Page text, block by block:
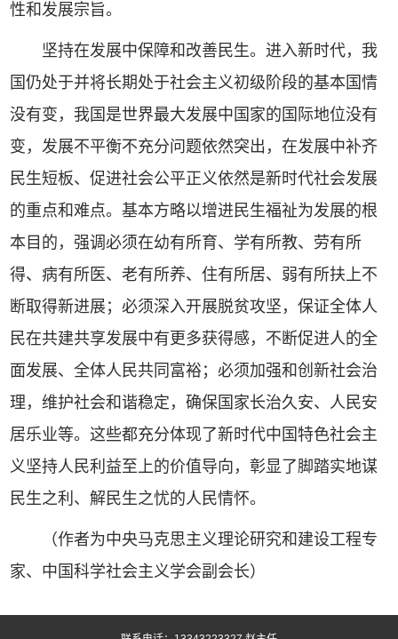
性和发展宗旨。
坚持在发展中保障和改善民生。进入新时代，我
国仍处于并将长期处于社会主义初级阶段的基本国情
没有变，我国是世界最大发展中国家的国际地位没有
变，发展不平衡不充分问题依然突出，在发展中补齐
民生短板、促进社会公平正义依然是新时代社会发展
的重点和难点。基本方略以增进民生福祉为发展的根
本目的，强调必须在幼有所育、学有所教、劳有所
得、病有所医、老有所养、住有所居、弱有所扶上不
断取得新进展；必须深入开展脱贫攻坚，保证全体人
民在共建共享发展中有更多获得感，不断促进人的全
面发展、全体人民共同富裕；必须加强和创新社会治
理，维护社会和谐稳定，确保国家长治久安、人民安
居乐业等。这些都充分体现了新时代中国特色社会主
义坚持人民利益至上的价值导向，彰显了脚踏实地谋
民生之利、解民生之忧的人民情怀。
（作者为中央马克思主义理论研究和建设工程专
家、中国科学社会主义学会副会长）